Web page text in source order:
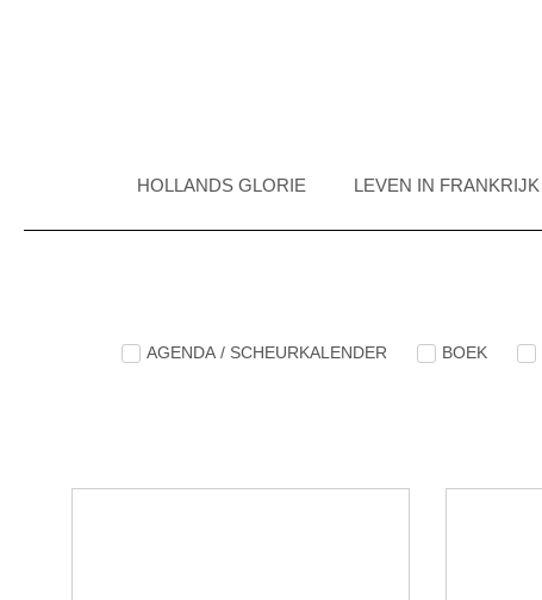
HOLLANDS GLORIE LEVEN IN FRANKRIJK
AGENDA / SCHEURKALENDER BOEK